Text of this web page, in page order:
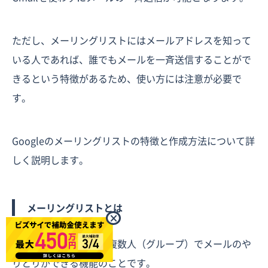
ただし、メーリングリストにはメールアドレスを知って
いる人であれば、誰でもメールを一斉送信することがで
きるという特徴があるため、使い方には注意が必要で
す。
Googleのメーリングリストの特徴と作成方法について詳
しく説明します。
メーリングリストとは
メーリングリストは、複数人（グループ）でメールのや
りとりができる機能のことです。
×